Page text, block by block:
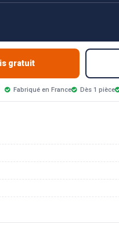
gratuit
Fabriqué en France Dès 1 pièce